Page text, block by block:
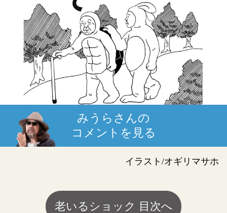
みうらさんの
コメントを見る
イラスト/オギリマサホ
老いるショック 目次へ